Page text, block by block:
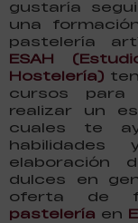
gustaría
una
pastelería
ESAH
Hostelería)
cursos para
realizar un
cuales te
elaboración
dulces en
oferta de
pastelería en